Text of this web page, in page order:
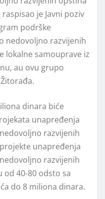
je Javni poziv
podrške
nedovoljno razvijenih
lokalne samouprave iz
au ovu grupo
dinara biće
unapređenja
razvijenih
unapređenja
razvijenih
40-80 odsto sa
do 8 miliona dinara.